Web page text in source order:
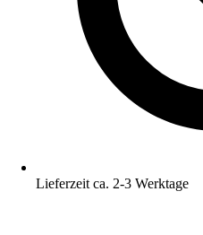
Lieferzeit ca. 2-3 Werktage